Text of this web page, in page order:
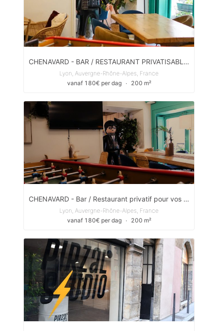
CHENAVARD - BAR / RESTAURANT PRIVATISABLE POUR ÉVÈNEMENTS PRIVÉS & PROS
Lyon, Auvergne-Rhône-Alpes, France
vanaf 180€ per dag
∙ 200 m²
CHENAVARD - Bar / Restaurant privatif pour vos évènements privés & pros
Lyon, Auvergne-Rhône-Alpes, France
vanaf 180€ per dag
∙ 200 m²